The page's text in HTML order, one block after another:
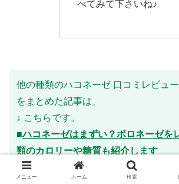
べてみて下さいね♪
他の種類のハコネーゼ 口コミレビュ
をまとめた記事は、
↓ こちらです。
■ハコネーゼはまずい？ボロネーゼを
類のカロリーや糖質も紹介します
■ハコネーゼの口コミ♪ポルチーニを
メニュー ホーム 検索